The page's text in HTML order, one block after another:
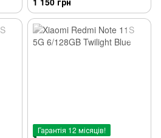
Гарантія 12 місяців!